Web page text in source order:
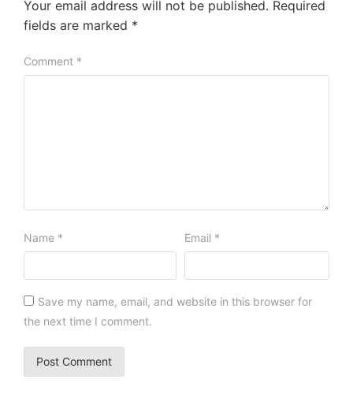
Your email address will not be published. Required
fields are marked *
Comment *
Name * Email *
Save my name, email, and website in this browser for
the next time I comment.